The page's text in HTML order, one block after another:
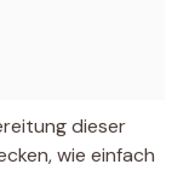
dieser
wie einfach